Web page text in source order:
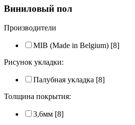
Виниловый пол
Производители
MIB (Made in Belgium) [8]
Рисунок укладки:
Палубная укладка [8]
Толщина покрытия:
3,6мм [8]